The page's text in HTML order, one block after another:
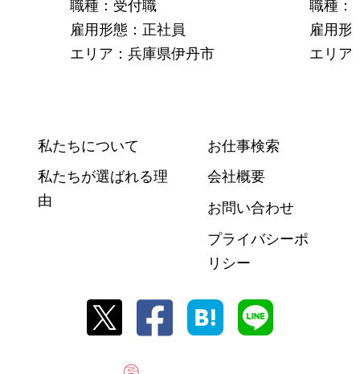
職種：受付職
雇用形態：正社員
エリア：兵庫県伊丹市
職種：
雇用形
エリア
私たちについて
私たちが選ばれる理
由
お仕事検索
会社概要
お問い合わせ
プライバシーポ
リシー